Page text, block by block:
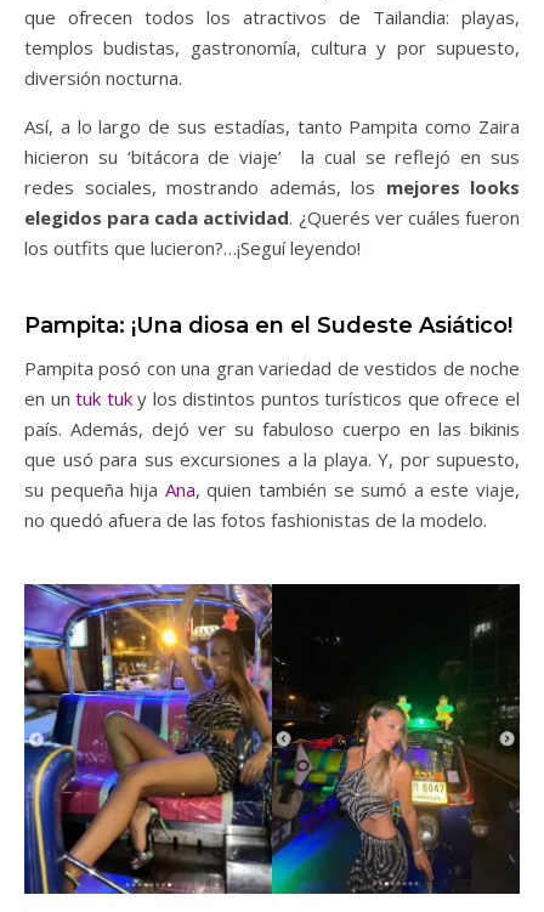
que ofrecen todos los atractivos de Tailandia: playas,
templos budistas, gastronomía, cultura y por supuesto,
diversión nocturna.
Así, a lo largo de sus estadías, tanto Pampita como Zaira
hicieron su ‘bitácora de viaje’ la cual se reflejó en sus
redes sociales, mostrando además, los mejores looks
elegidos para cada actividad. ¿Querés ver cuáles fueron
los outfits que lucieron?…¡Seguí leyendo!
Pampita: ¡Una diosa en el Sudeste Asiático!
Pampita posó con una gran variedad de vestidos de noche
en un tuk tuky los distintos puntos turísticos que ofrece el
país. Además, dejó ver su fabuloso cuerpo en las bikinis
que usó para sus excursiones a la playa. Y, por supuesto,
su pequeña hija Ana, quien también se sumó a este viaje,
no quedó afuera de las fotos fashionistas de la modelo.